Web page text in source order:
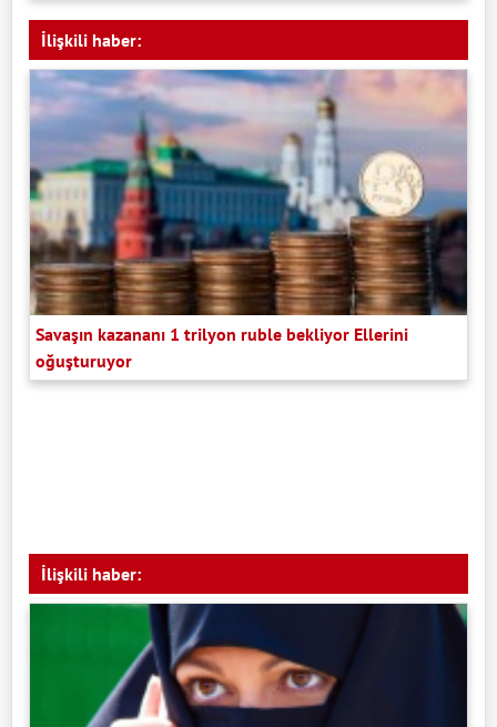
İlişkili haber:
Savaşın kazananı 1 trilyon ruble bekliyor Ellerini
oğuşturuyor
İlişkili haber: